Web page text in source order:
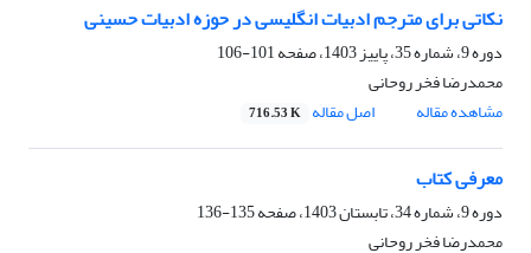
نکاتی برای مترجم ادبیات انگلیسی در حوزه ادبیات حسینی
دوره 9، شماره 35، پاییز 1403، صفحه
101-106
محمدرضا فخر روحانی
مشاهده مقاله
اصل مقاله 716.53 K
معرفی کتاب
دوره 9، شماره 34، تابستان 1403، صفحه
135-136
محمدرضا فخر روحانی